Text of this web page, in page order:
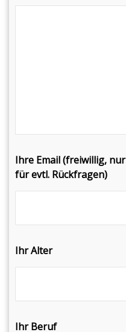
Ihre Email (freiwillig, nur
für evtl. Rückfragen)
Ihr Alter
Ihr Beruf